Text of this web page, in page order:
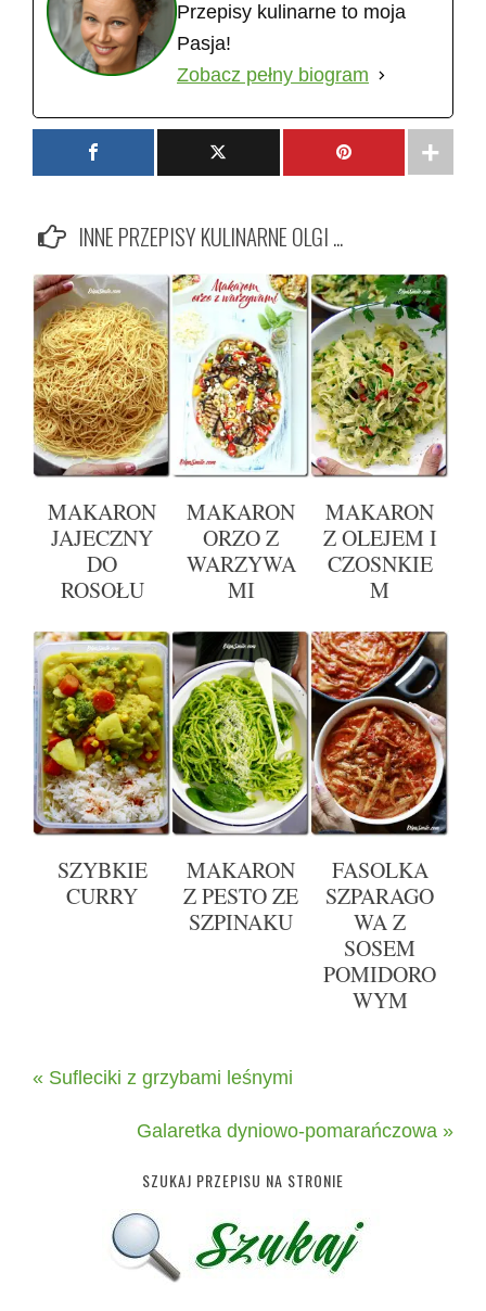
Przepisy kulinarne to moja
Pasja!
Zobacz pełny biogram
INNE PRZEPISY KULINARNE OLGI ...
MAKARON
JAJECZNY
DO
ROSOŁU
MAKARON
ORZO Z
WARZYWA
MI
MAKARON
Z OLEJEM I
CZOSNKIE
M
SZYBKIE
CURRY
MAKARON
Z PESTO ZE
SZPINAKU
FASOLKA
SZPARAGO
WA Z
SOSEM
POMIDORO
WYM
« Sufleciki z grzybami leśnymi
Galaretka dyniowo-pomarańczowa »
SZUKAJ PRZEPISU NA STRONIE